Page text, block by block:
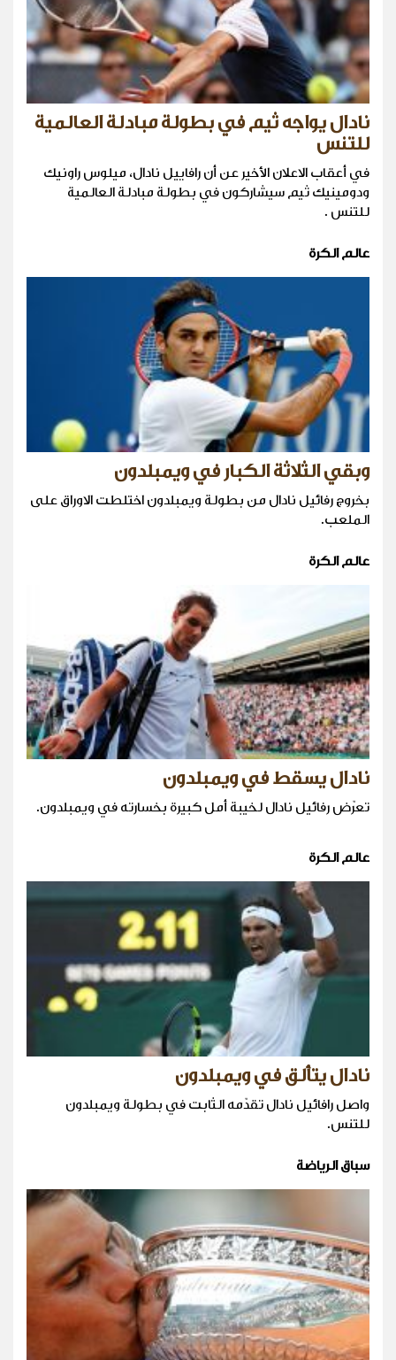
نادال يواجه ثيم في بطولة مبادلة العالمية
للتنس
في أعقاب الاعلان الأخير عن أن رافاييل نادال، ميلوس راونيك
ودومينيك ثيم سيشاركون في بطولة مبادلة العالمية
للتنس .
عالم الكرة
وبقي الثلاثة الكبار في ويمبلدون
بخروج رفائيل نادال من بطولة ويمبلدون اختلطت الاوراق على
الملعب.
عالم الكرة
نادال يسقط في ويمبلدون
تعرّض رفائيل نادال لخيبة أمل كبيرة بخسارته في ويمبلدون.
عالم الكرة
نادال يتألق في ويمبلدون
واصل رافائيل نادال تقدّمه الثابت في بطولة ويمبلدون
للتنس.
سباق الرياضة